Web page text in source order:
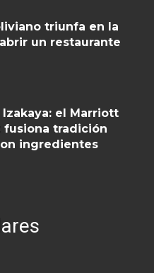
triunfa en la
un restaurante
Izakaya: el Marriott
fusiona tradición
ingredientes